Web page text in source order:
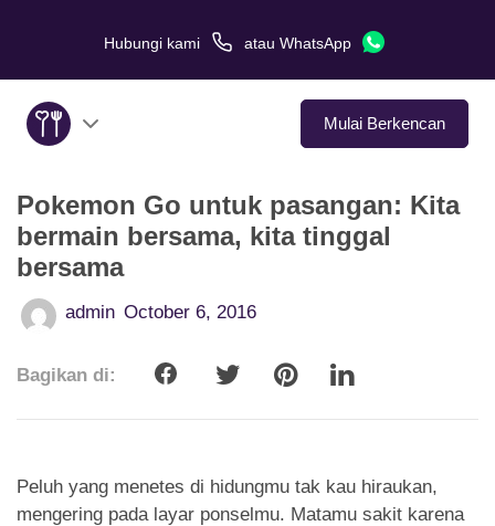
Hubungi kami atau WhatsApp
Mulai Berkencan
Tentang Kami
Layanan
Kisah Cinta
Di Media
App
Pokemon Go untuk pasangan: Kita
bermain bersama, kita tinggal
bersama
admin October 6, 2016
Bagikan di:
Peluh yang menetes di hidungmu tak kau hiraukan,
mengering pada layar ponselmu. Matamu sakit karena